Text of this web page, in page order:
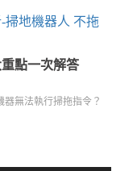
點一次解答
無法執行掃拖指令？